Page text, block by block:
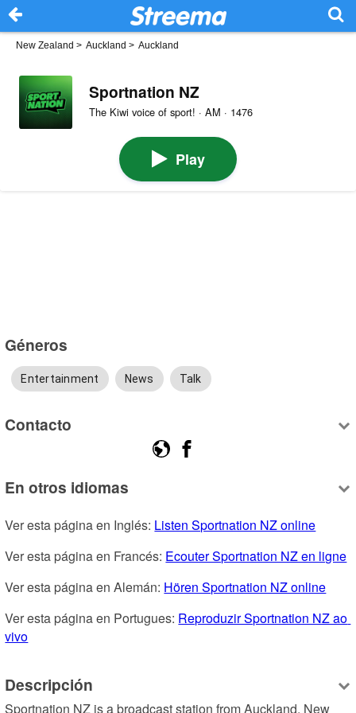
New Zealand > Auckland > Auckland
Sportnation NZ
The Kiwi voice of sport! · AM · 1476
Play
Géneros
Entertainment News Talk
Contacto
En otros idiomas
Ver esta página en Inglés: Listen Sportnation NZ online
Ver esta página en Francés: Ecouter Sportnation NZ en ligne
Ver esta página en Alemán: Hören Sportnation NZ online
Ver esta página en Portugues: Reproduzir Sportnation NZ ao
vivo
Descripción
Sportnation NZ is a broadcast station from Auckland, New